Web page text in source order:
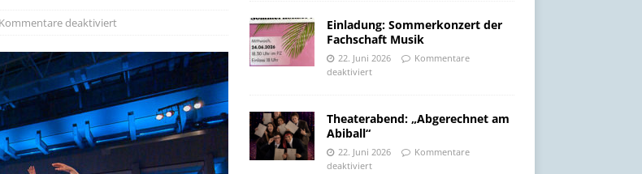
Kommentare deaktiviert
Einladung: Sommerkonzert der
Fachschaft Musik
22. Juni 2026
Kommentare
deaktiviert
Theaterabend: „Abgerechnet am
Abiball“
22. Juni 2026
Kommentare
deaktiviert